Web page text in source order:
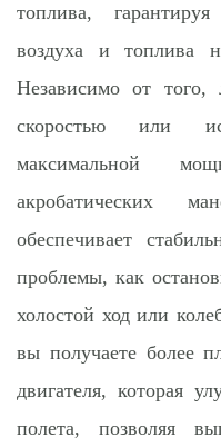
топлива,
воздуха и топлива
Независимо от
скоростью или
максимальной
акробатических
обеспечивает
проблемы, как
холостой ход или
вы получаете более
двигателя, которая
полета, позволяя